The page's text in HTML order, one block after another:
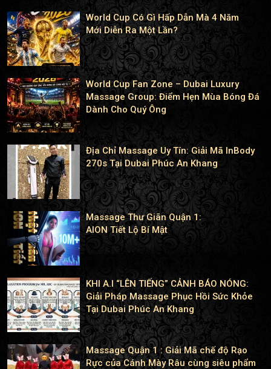
World Cup Có Gì Hấp Dẫn Mà 4 Năm
Mới Diễn Ra Một Lần?
World Cup Fan Zone – Dubai Luxury
Massage Group: Điểm Hẹn Mùa Bóng Đá
Dành Cho Quý Ông
Địa Chỉ Massage Uy Tín: Giải Mã InBody
270s Tại Dubai Phúc An Khang
Massage Thư Giãn Quận 1:
AION Tiết Lộ Bí Mật
KHI A.I “LÊN TIẾNG” CẢNH BÁO NÓNG:
Giải Pháp Massage Phục Hồi Sức Khỏe
Tại Dubai Phúc An Khang
Massage Quận 1 : Giải Mã chế độ Rạo
Rực của Cánh Mày Râu cùng siêu phẩm